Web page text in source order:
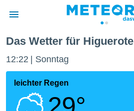
wurde
dass
Das Wetter für Higuerote
12:22 Sonntag
leichter Regen